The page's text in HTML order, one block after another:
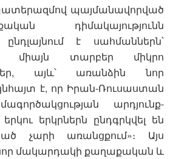
պայմանավորված
դիմակայությունն
է սահմաններն՝
միայն տարբեր միկրո
այև՝ առանձին նոր
է, որ Իրան-Ռուսաստան
արդյունք-
երկրներն ընդգրկվել են
չարի առանցքում»։ Այս
մակարդակի քաղաքական և